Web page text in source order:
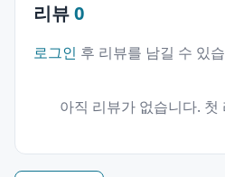
리뷰0
로그인 후 리뷰를 남길 수 있
아직 리뷰가 없습니다. 첫